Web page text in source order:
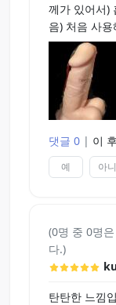
께가 있어서)
음) 처음 사
댓글 0 | 이
예 아
(0명 중 0명
다.)
탄탄한 느낌